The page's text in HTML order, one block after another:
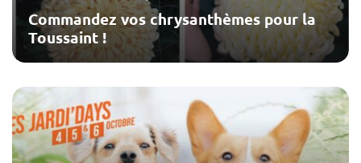
Commandez vos chrysanthèmes pour la
Toussaint !